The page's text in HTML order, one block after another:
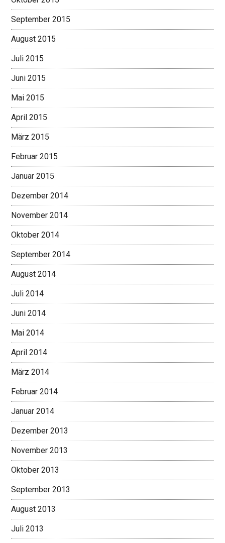
September 2015
August 2015
Juli 2015
Juni 2015
Mai 2015
April 2015
März 2015
Februar 2015
Januar 2015
Dezember 2014
November 2014
Oktober 2014
September 2014
August 2014
Juli 2014
Juni 2014
Mai 2014
April 2014
März 2014
Februar 2014
Januar 2014
Dezember 2013
November 2013
Oktober 2013
September 2013
August 2013
Juli 2013